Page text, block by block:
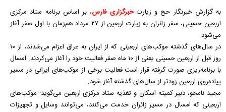
به گزارش خبرنگار حج و زیارتخبرگزاری فارس، بر اساس برنامه ستاد مرکزی
اربعین حسینی، سفر زائران به زیارت اربعین از ۲۷ مرداد هم‌زمان با اول صفر آغاز
می‌شود.
در سال‌های گذشته موکب‌های اربعینی که از ایران به عراق اعزام می‌شدند، از ۱۰
روز قبل از اربعین حسینی یعنی از ۱۰ ماه صفر فعالیت خود را آغاز می‌کردند. امسال
با برنامه‌ریزی صورت گرفته قرار است فعالیت برخی از موکب‌های ایرانی در مسیر
پیاده‌روی اربعین زودتر از سال‌های گذشته آغاز شود.
مجید نامجو، دبیر کمیته اسکان و تغذیه ستاد مرکزی اربعین می‌گوید: موکب‌های
اربعینی که امسال در مسیر زائران خدمت می‌کنند، می‌توانند وسایل و تجهیزات